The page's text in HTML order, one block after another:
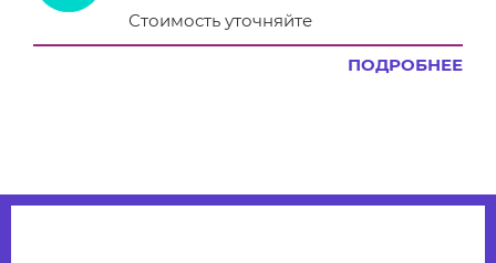
Стоимость уточняйте
ПОДРОБНЕЕ